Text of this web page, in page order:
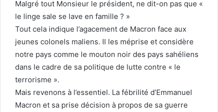
Malgré tout Monsieur le président, ne dit-on pas que «
le linge sale se lave en famille ? »
Tout cela indique l’agacement de Macron face aux
jeunes colonels maliens. Il les méprise et considère
notre pays comme le mouton noir des pays sahéliens
dans le cadre de sa politique de lutte contre « le
terrorisme ».
Mais revenons à l’essentiel. La fébrilité d’Emmanuel
Macron et sa prise décision à propos de sa guerre